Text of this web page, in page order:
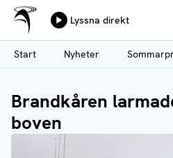
Hoppa
till
huvudinnehåll
Ålands Radio & TV
Lyssna direkt
Start
Nyheter
Brandkåren
boven